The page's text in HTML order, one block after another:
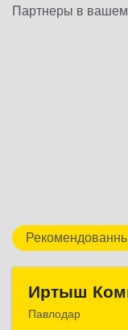
Партнеры в вашем
Иртыш
Павлодар